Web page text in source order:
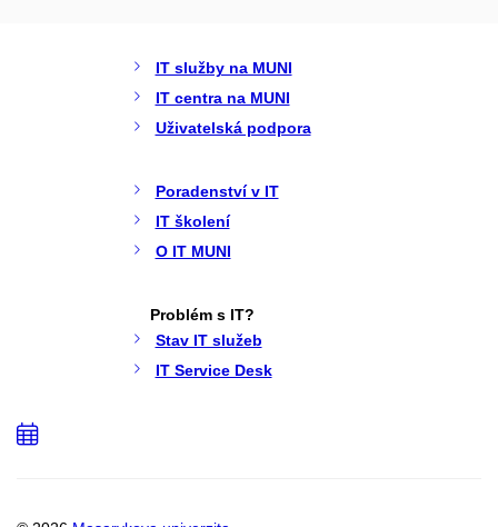
IT služby na MUNI
IT centra na MUNI
Uživatelská podpora
Poradenství v IT
IT školení
O IT MUNI
Problém s IT?
Stav IT služeb
IT Service Desk
Přidat